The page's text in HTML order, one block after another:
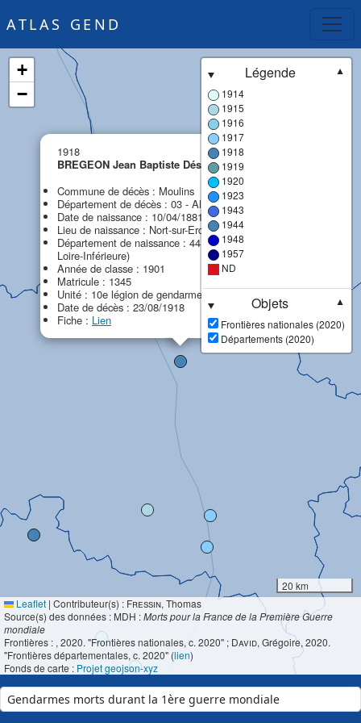
ATLAS GEND
1918
BREGEON Jean Baptiste Désiré MPF
Commune de décès : Moulins
Département de décès : 03 - Allier
Date de naissance : 10/04/1881
Lieu de naissance : Nort-sur-Erdre
Département de naissance : 44 - Loire-Atlantique (ex
Loire-Inférieure)
Année de classe : 1901
Matricule : 1345
Unité : 10e légion de gendarmerie (10e LG)
Date de décès : 23/08/1918
Fiche : Lien
+
−
Légende
▼
1914
1915
1916
1917
1918
1919
1920
1923
1943
1944
1948
1957
ND
Objets
▼
Frontières nationales (2020)
Départements (2020)
20 km
Leaflet | Contributeur(s) : Fressin, Thomas
Source(s) des données : MDH :Morts pour la France de la Première Guerre
mondiale
Frontières : , 2020. "Frontières nationales, c. 2020" ; David, Grégoire, 2020.
"Frontières départementales, c. 2020" (lien)
Fonds de carte : Projet geojson-xyz